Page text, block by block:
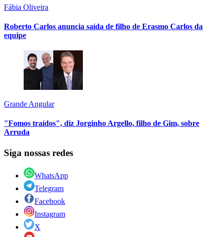
Fábia Oliveira
Roberto Carlos anuncia saída de filho de Erasmo Carlos da
equipe
Grande Angular
"Fomos traídos", diz Jorginho Argello, filho de Gim, sobre
Arruda
Siga nossas redes
WhatsApp
Telegram
Facebook
Instagram
X